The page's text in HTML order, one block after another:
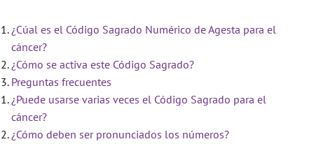
¿Cúal es el Código Sagrado Numérico de Agesta para el
cáncer?
¿Cómo se activa este Código Sagrado?
Preguntas frecuentes
¿Puede usarse varias veces el Código Sagrado para el
cáncer?
¿Cómo deben ser pronunciados los números?